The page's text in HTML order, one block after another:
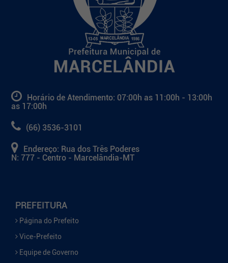
Horário de Atendimento: 07:00h as 11:00h - 13:00h
as 17:00h
(66) 3536-3101
Endereço: Rua dos Três Poderes
N: 777 - Centro - Marcelândia-MT
PREFEITURA
Página do Prefeito
Vice-Prefeito
Equipe de Governo